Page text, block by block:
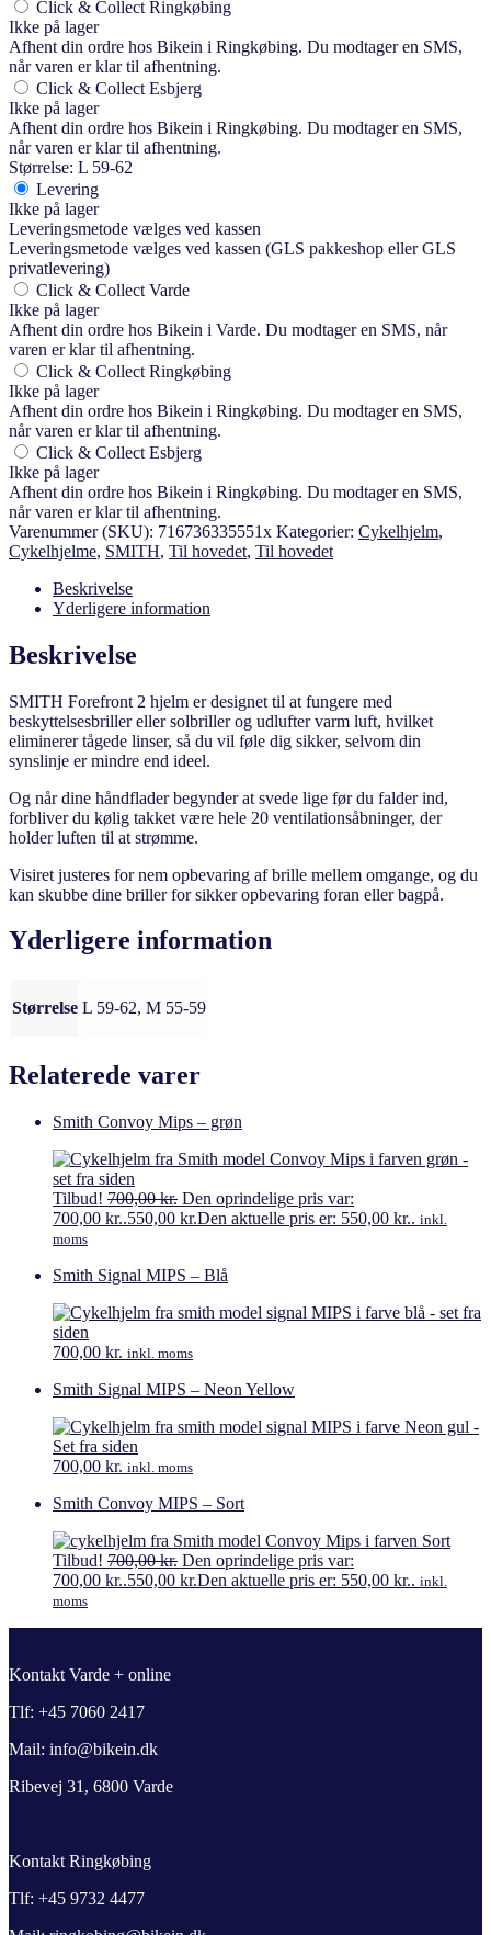
Click & Collect Ringkøbing
Ikke på lager
Afhent din ordre hos Bikein i Ringkøbing. Du modtager en SMS,
når varen er klar til afhentning.
Click & Collect Esbjerg
Ikke på lager
Afhent din ordre hos Bikein i Ringkøbing. Du modtager en SMS,
når varen er klar til afhentning.
Størrelse: L 59-62
Levering
Ikke på lager
Leveringsmetode vælges ved kassen
Leveringsmetode vælges ved kassen (GLS pakkeshop eller GLS
privatlevering)
Click & Collect Varde
Ikke på lager
Afhent din ordre hos Bikein i Varde. Du modtager en SMS, når
varen er klar til afhentning.
Click & Collect Ringkøbing
Ikke på lager
Afhent din ordre hos Bikein i Ringkøbing. Du modtager en SMS,
når varen er klar til afhentning.
Click & Collect Esbjerg
Ikke på lager
Afhent din ordre hos Bikein i Ringkøbing. Du modtager en SMS,
når varen er klar til afhentning.
Varenummer (SKU): 716736335551x Kategorier: Cykelhjelm,
Cykelhjelme, SMITH, Til hovedet, Til hovedet
Beskrivelse
Yderligere information
Beskrivelse
SMITH Forefront 2 hjelm er designet til at fungere med
beskyttelsesbriller eller solbriller og udlufter varm luft, hvilket
eliminerer tågede linser, så du vil føle dig sikker, selvom din
synslinje er mindre end ideel.
Og når dine håndflader begynder at svede lige før du falder ind,
forbliver du kølig takket være hele 20 ventilationsåbninger, der
holder luften til at strømme.
Visiret justeres for nem opbevaring af brille mellem omgange, og du
kan skubbe dine briller for sikker opbevaring foran eller bagpå.
Yderligere information
Størrelse L 59-62, M 55-59
Relaterede varer
Smith Convoy Mips – grøn
Tilbud! 700,00kr. Den oprindelige pris var:
700,00 kr..550,00 kr.Den aktuelle pris er: 550,00 kr.. inkl.
moms
Smith Signal MIPS – Blå
700,00 kr. inkl. moms
Smith Signal MIPS – Neon Yellow
700,00 kr. inkl. moms
Smith Convoy MIPS – Sort
Tilbud! 700,00kr. Den oprindelige pris var:
700,00 kr..550,00 kr.Den aktuelle pris er: 550,00 kr.. inkl.
moms
Kontakt Varde + online
Tlf: +45 7060 2417
Mail: info@bikein.dk
Ribevej 31, 6800 Varde
Kontakt Ringkøbing
Tlf: +45 9732 4477